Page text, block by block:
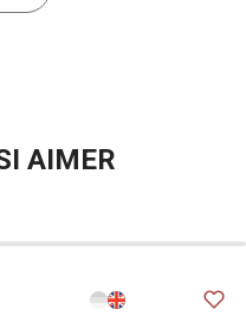
AIMER